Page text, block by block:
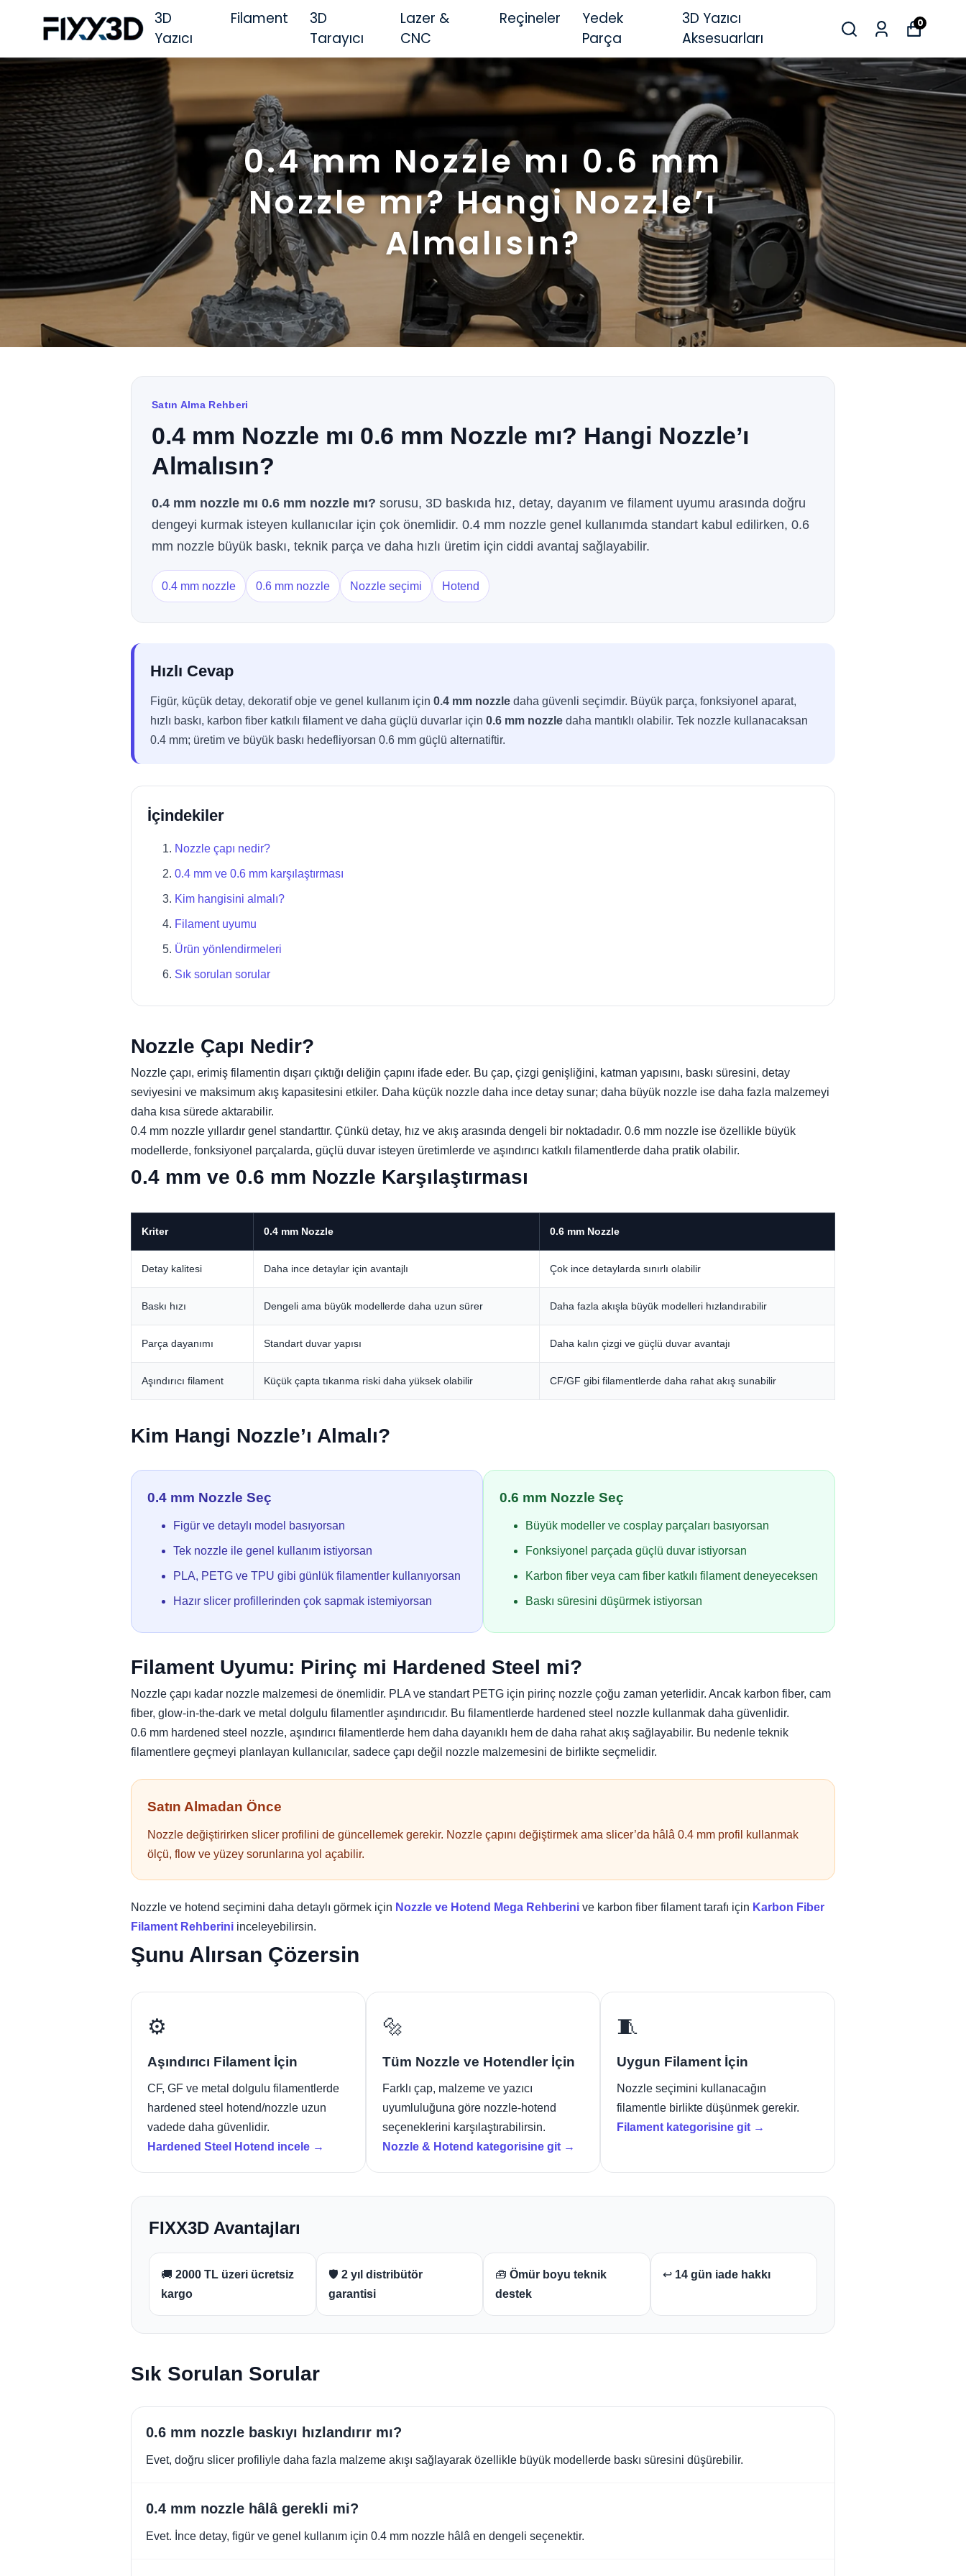
3D
Yazıcı
Filament
3D
Tarayıcı
Lazer &
CNC
Reçineler
Yedek
Parça
3D Yazıcı
Aksesuarları
0
0.4 mm Nozzle mı 0.6 mm
Nozzle mı? Hangi Nozzle’ı
Almalısın?
Satın Alma Rehberi
0.4 mm Nozzle mı 0.6 mm Nozzle mı? Hangi Nozzle’ı
Almalısın?
0.4 mm nozzle mı 0.6 mm nozzle mı? sorusu, 3D baskıda hız, detay, dayanım ve filament uyumu arasında doğru
dengeyi kurmak isteyen kullanıcılar için çok önemlidir. 0.4 mm nozzle genel kullanımda standart kabul edilirken, 0.6
mm nozzle büyük baskı, teknik parça ve daha hızlı üretim için ciddi avantaj sağlayabilir.
0.4 mm nozzle 0.6 mm nozzle Nozzle seçimi Hotend
Hızlı Cevap
Figür, küçük detay, dekoratif obje ve genel kullanım için 0.4 mm nozzle daha güvenli seçimdir. Büyük parça, fonksiyonel aparat,
hızlı baskı, karbon fiber katkılı filament ve daha güçlü duvarlar için 0.6 mm nozzle daha mantıklı olabilir. Tek nozzle kullanacaksan
0.4 mm; üretim ve büyük baskı hedefliyorsan 0.6 mm güçlü alternatiftir.
İçindekiler
Nozzle çapı nedir?
0.4 mm ve 0.6 mm karşılaştırması
Kim hangisini almalı?
Filament uyumu
Ürün yönlendirmeleri
Sık sorulan sorular
Nozzle Çapı Nedir?
Nozzle çapı, erimiş filamentin dışarı çıktığı deliğin çapını ifade eder. Bu çap, çizgi genişliğini, katman yapısını, baskı süresini, detay
seviyesini ve maksimum akış kapasitesini etkiler. Daha küçük nozzle daha ince detay sunar; daha büyük nozzle ise daha fazla malzemeyi
daha kısa sürede aktarabilir.
0.4 mm nozzle yıllardır genel standarttır. Çünkü detay, hız ve akış arasında dengeli bir noktadadır. 0.6 mm nozzle ise özellikle büyük
modellerde, fonksiyonel parçalarda, güçlü duvar isteyen üretimlerde ve aşındırıcı katkılı filamentlerde daha pratik olabilir.
0.4 mm ve 0.6 mm Nozzle Karşılaştırması
Kriter 0.4 mm Nozzle 0.6 mm Nozzle
Detay kalitesi Daha ince detaylar için avantajlı Çok ince detaylarda sınırlı olabilir
Baskı hızı Dengeli ama büyük modellerde daha uzun sürer Daha fazla akışla büyük modelleri hızlandırabilir
Parça dayanımı Standart duvar yapısı Daha kalın çizgi ve güçlü duvar avantajı
Aşındırıcı filament Küçük çapta tıkanma riski daha yüksek olabilir CF/GF gibi filamentlerde daha rahat akış sunabilir
Kim Hangi Nozzle’ı Almalı?
0.4 mm Nozzle Seç
Figür ve detaylı model basıyorsan
Tek nozzle ile genel kullanım istiyorsan
PLA, PETG ve TPU gibi günlük filamentler kullanıyorsan
Hazır slicer profillerinden çok sapmak istemiyorsan
0.6 mm Nozzle Seç
Büyük modeller ve cosplay parçaları basıyorsan
Fonksiyonel parçada güçlü duvar istiyorsan
Karbon fiber veya cam fiber katkılı filament deneyeceksen
Baskı süresini düşürmek istiyorsan
Filament Uyumu: Pirinç mi Hardened Steel mi?
Nozzle çapı kadar nozzle malzemesi de önemlidir. PLA ve standart PETG için pirinç nozzle çoğu zaman yeterlidir. Ancak karbon fiber, cam
fiber, glow-in-the-dark ve metal dolgulu filamentler aşındırıcıdır. Bu filamentlerde hardened steel nozzle kullanmak daha güvenlidir.
0.6 mm hardened steel nozzle, aşındırıcı filamentlerde hem daha dayanıklı hem de daha rahat akış sağlayabilir. Bu nedenle teknik
filamentlere geçmeyi planlayan kullanıcılar, sadece çapı değil nozzle malzemesini de birlikte seçmelidir.
Satın Almadan Önce
Nozzle değiştirirken slicer profilini de güncellemek gerekir. Nozzle çapını değiştirmek ama slicer’da hâlâ 0.4 mm profil kullanmak
ölçü, flow ve yüzey sorunlarına yol açabilir.
Nozzle ve hotend seçimini daha detaylı görmek için Nozzle ve Hotend Mega Rehberini ve karbon fiber filament tarafı için Karbon Fiber
Filament Rehberini inceleyebilirsin.
Şunu Alırsan Çözersin
⚙️
Aşındırıcı Filament İçin
CF, GF ve metal dolgulu filamentlerde
hardened steel hotend/nozzle uzun
vadede daha güvenlidir.
Hardened Steel Hotend incele →
🔩
Tüm Nozzle ve Hotendler İçin
Farklı çap, malzeme ve yazıcı
uyumluluğuna göre nozzle-hotend
seçeneklerini karşılaştırabilirsin.
Nozzle & Hotend kategorisine git →
🧵
Uygun Filament İçin
Nozzle seçimini kullanacağın
filamentle birlikte düşünmek gerekir.
Filament kategorisine git →
FIXX3D Avantajları
🚚 2000 TL üzeri ücretsiz
kargo
🛡️ 2 yıl distribütör
garantisi
🧰 Ömür boyu teknik
destek
↩️ 14 gün iade hakkı
Sık Sorulan Sorular
0.6 mm nozzle baskıyı hızlandırır mı?
Evet, doğru slicer profiliyle daha fazla malzeme akışı sağlayarak özellikle büyük modellerde baskı süresini düşürebilir.
0.4 mm nozzle hâlâ gerekli mi?
Evet. İnce detay, figür ve genel kullanım için 0.4 mm nozzle hâlâ en dengeli seçenektir.